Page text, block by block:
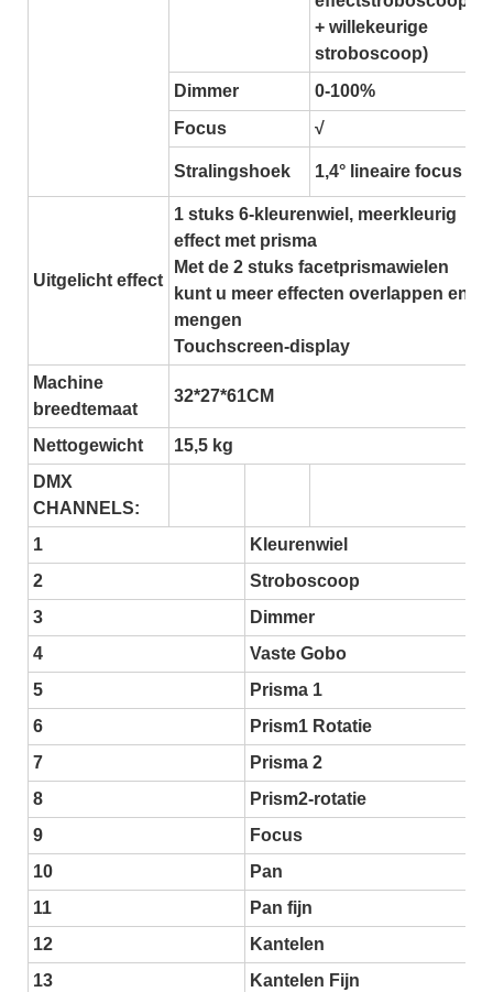
+ willekeurige
stroboscoop)
Dimmer
0-100%
Focus
√
Stralingshoek 1,4° lineaire focus
Uitgelicht effect
1 stuks 6-kleurenwiel, meerkleurig
effect met prisma
Met de 2 stuks facetprismawielen
kunt u meer effecten overlappen en
mengen
Touchscreen-display
Machine
breedtemaat
32*27*61CM
Nettogewicht
15,5 kg
DMX
CHANNELS:
1
Kleurenwiel
2
Stroboscoop
3
Dimmer
4
Vaste Gobo
5
Prisma 1
6
Prism1 Rotatie
7
Prisma 2
8
Prism2-rotatie
9
Focus
10
Pan
11
Pan fijn
12
Kantelen
13
Kantelen Fijn